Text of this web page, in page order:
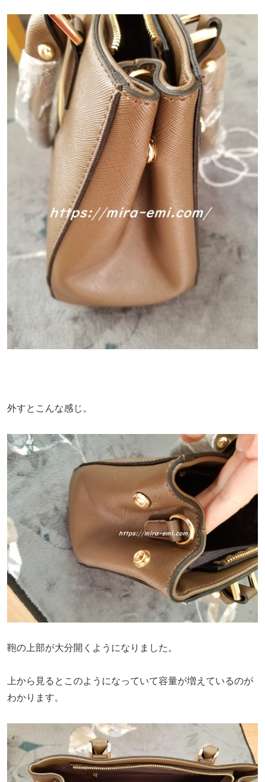
外すとこんな感じ。
鞄の上部が大分開くようになりました。
上から見るとこのようになっていて容量が増えているのが
わかります。